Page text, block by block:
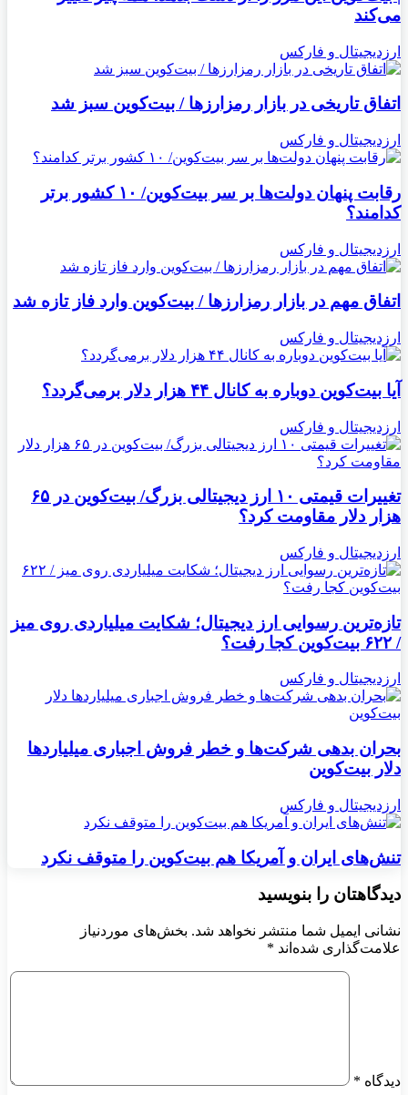
می‌کند
ارزدیجیتال و فارکس
اتفاق تاریخی در بازار رمزارزها / بیت‌کوین سبز شد
ارزدیجیتال و فارکس
رقابت پنهان دولت‌ها بر سر بیت‌کوین/ ۱۰ کشور برتر
کدامند؟
ارزدیجیتال و فارکس
اتفاق مهم در بازار رمزارزها / بیت‌کوین وارد فاز تازه شد
ارزدیجیتال و فارکس
آیا بیت‌کوین دوباره به کانال ۴۴ هزار دلار برمی‌گردد؟
ارزدیجیتال و فارکس
تغییرات قیمتی ۱۰ ارز دیجیتالی بزرگ/ بیت‌کوین در ۶۵
هزار دلار مقاومت کرد؟
ارزدیجیتال و فارکس
تازه‌ترین رسوایی ارز دیجیتال؛ شکایت میلیاردی روی میز
/ ۶۲۲ بیت‌کوین کجا رفت؟
ارزدیجیتال و فارکس
بحران بدهی شرکت‌ها و خطر فروش اجباری میلیاردها
دلار بیت‌کوین
ارزدیجیتال و فارکس
تنش‌های ایران و آمریکا هم بیت‌کوین را متوقف نکرد
دیدگاهتان را بنویسید
نشانی ایمیل شما منتشر نخواهد شد. بخش‌های موردنیاز
علامت‌گذاری شده‌اند *
دیدگاه *